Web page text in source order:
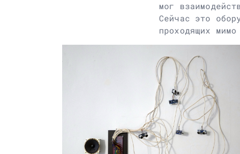
мог
Сейчас это
проходящих